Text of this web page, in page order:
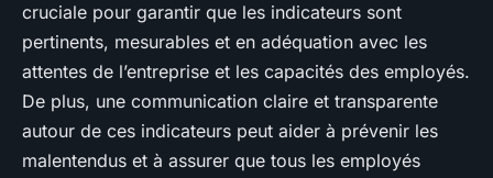
cruciale pour garantir que les indicateurs sont
pertinents, mesurables et en adéquation avec les
attentes de l’entreprise et les capacités des employés.
De plus, une communication claire et transparente
autour de ces indicateurs peut aider à prévenir les
malentendus et à assurer que tous les employés